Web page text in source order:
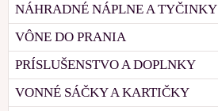
NÁHRADNÉ NÁPLNE A TYČINKY
VÔNE DO PRANIA
PRÍSLUŠENSTVO A DOPLNKY
VONNÉ SÁČKY A KARTIČKY